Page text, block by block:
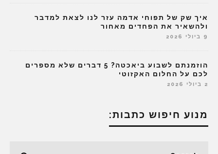
איך שק של תפוחי אדמה עזר לנו לצאת למדבר
ולהשאיר את הפחדים מאחור
9 ביולי 2026
הוזמנתם לשבוע ביאכטה? 5 דברים שלא מספרים
לכם על החלום האקזוטי
2 ביולי 2026
מנוע חיפוש כתבות: